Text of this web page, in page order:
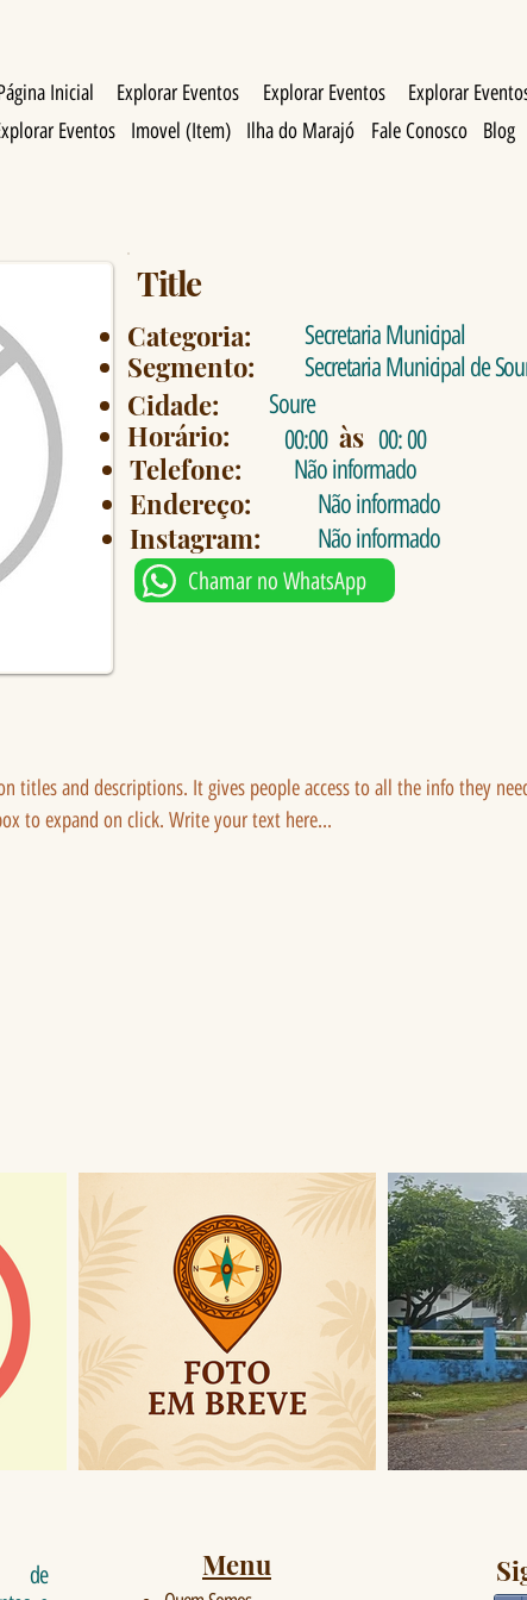
Inicial Explorar Eventos Explorar Eventos Explorar
Eventos
Imovel (Item) Ilha do Marajó Fale Conosco Blog
Title
Segmento: Secretaria Municipal de
Categoria: Secretaria Municipal
Soure
Cidade:
00:00
Horário: às 00: 00
Telefone: Não informado
Não informado
Instagram:
Não informado
Endereço:
Chamar no WhatsApp
titles and descriptions. It gives people access to all the info they
to expand on click. Write your text here...
de
Menu